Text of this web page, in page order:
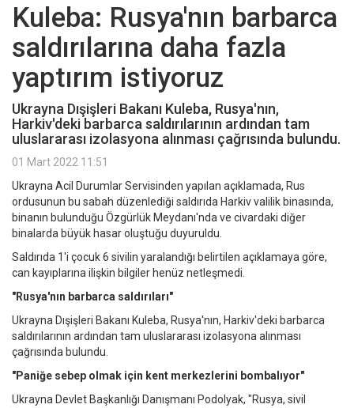
Kuleba: Rusya'nın barbarca
saldırılarına daha fazla
yaptırım istiyoruz
Ukrayna Dışişleri Bakanı Kuleba, Rusya'nın,
Harkiv'deki barbarca saldırılarının ardından tam
uluslararası izolasyona alınması çağrısında bulundu.
01 Mart 2022 11:51
Ukrayna Acil Durumlar Servisinden yapılan açıklamada, Rus
ordusunun bu sabah düzenlediği saldırıda Harkiv valilik binasında,
binanın bulunduğu Özgürlük Meydanı'nda ve civardaki diğer
binalarda büyük hasar oluştuğu duyuruldu.
Saldırıda 1'i çocuk 6 sivilin yaralandığı belirtilen açıklamaya göre,
can kayıplarına ilişkin bilgiler henüz netleşmedi.
"Rusya'nın barbarca saldırıları"
Ukrayna Dışişleri Bakanı Kuleba, Rusya'nın, Harkiv'deki barbarca
saldırılarının ardından tam uluslararası izolasyona alınması
çağrısında bulundu.
"Paniğe sebep olmak için kent merkezlerini bombalıyor"
Ukrayna Devlet Başkanlığı Danışmanı Podolyak, "Rusya, sivil